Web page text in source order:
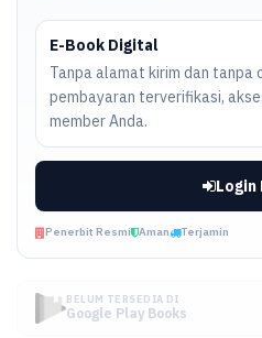
E-Book Digital
Tanpa alamat kirim dan tanpa
pembayaran terverifikasi,
member Anda.
Login
Penerbit Resmi Aman Terjamin
BELUM TERSEDIA DI
Google Play Books